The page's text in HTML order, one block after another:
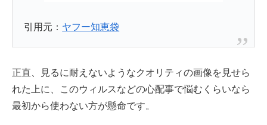
引用元： ヤフー知恵袋
正直、見るに耐えないようなクオリティの画像を見せら
れた上に、このウィルスなどの心配事で悩むくらいなら
最初から使わない方が懸命です。